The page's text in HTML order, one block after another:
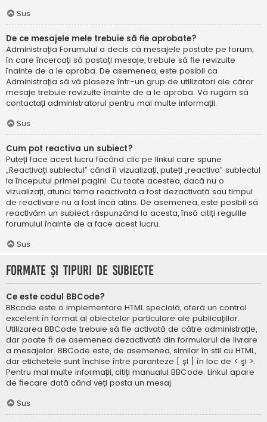
Sus
De ce mesajele mele trebuie să fie aprobate?
Administrația Forumului a decis că mesajele postate pe forum,
în care încercați să postați mesaje, trebuie să fie revizuite
înainte de a le aproba. De asemenea, este posibil ca
Administrația să vă plaseze într-un grup de utilizatori ale căror
mesaje trebuie revizuite înainte de a le aproba. Vă rugăm să
contactați administratorul pentru mai multe informații.
Sus
Cum pot reactiva un subiect?
Puteți face acest lucru făcând clic pe linkul care spune
„Reactivați subiectul” când îl vizualizați, puteți „reactiva” subiectul
la începutul primei pagini. Cu toate acestea, dacă nu o
vizualizați, atunci tema reactivată a fost dezactivată sau timpul
de reactivare nu a fost încă atins. De asemenea, este posibil să
reactivăm un subiect răspunzând la acesta, însă citiți regulile
forumului înainte de a face acest lucru.
Sus
Formate și tipuri de subiecte
Ce este codul BBCode?
BBcode este o implementare HTML specială, oferă un control
excelent în format al obiectelor particulare ale publicațiilor.
Utilizarea BBCode trebuie să fie activată de către administrație,
dar poate fi de asemenea dezactivată din formularul de livrare
a mesajelor. BBCode este, de asemenea, similar în stil cu HTML,
dar etichetele sunt închise între paranteze [ și ] în loc de < şi >.
Pentru mai multe informații, citiți manualul BBCode. Linkul apare
de fiecare dată când veți posta un mesaj.
Sus